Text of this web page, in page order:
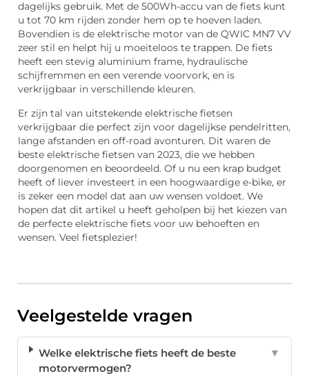
dagelijks gebruik. Met de 500Wh-accu van de fiets kunt
u tot 70 km rijden zonder hem op te hoeven laden.
Bovendien is de elektrische motor van de QWIC MN7 VV
zeer stil en helpt hij u moeiteloos te trappen. De fiets
heeft een stevig aluminium frame, hydraulische
schijfremmen en een verende voorvork, en is
verkrijgbaar in verschillende kleuren.
Er zijn tal van uitstekende elektrische fietsen
verkrijgbaar die perfect zijn voor dagelijkse pendelritten,
lange afstanden en off-road avonturen. Dit waren de
beste elektrische fietsen van 2023, die we hebben
doorgenomen en beoordeeld. Of u nu een krap budget
heeft of liever investeert in een hoogwaardige e-bike, er
is zeker een model dat aan uw wensen voldoet. We
hopen dat dit artikel u heeft geholpen bij het kiezen van
de perfecte elektrische fiets voor uw behoeften en
wensen. Veel fietsplezier!
Veelgestelde vragen
Welke elektrische fiets heeft de beste
motorvermogen?
▼